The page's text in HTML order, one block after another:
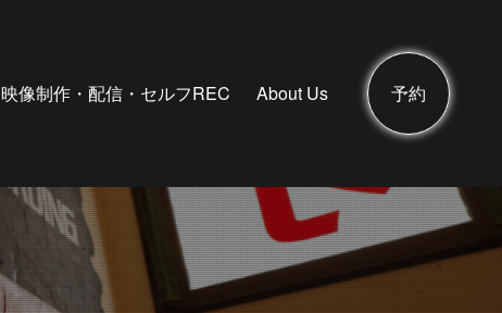
映像制作・配信・セルフREC About Us 予約